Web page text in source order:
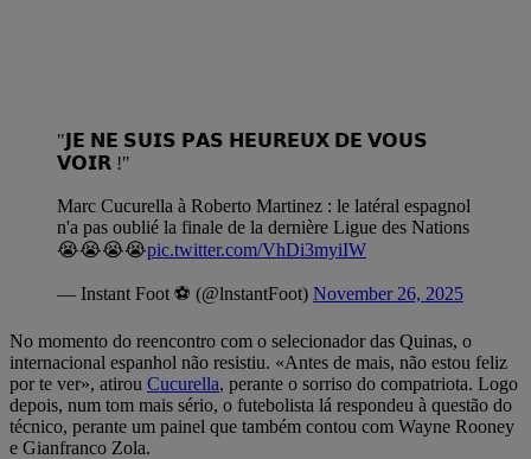
"𝗝𝗘 𝗡𝗘 𝗦𝗨𝗜𝗦 𝗣𝗔𝗦 𝗛𝗘𝗨𝗥𝗘𝗨𝗫 𝗗𝗘 𝗩𝗢𝗨𝗦
𝗩𝗢𝗜𝗥 !"
Marc Cucurella à Roberto Martinez : le latéral espagnol
n'a pas oublié la finale de la dernière Ligue des Nations
😭😭😭😭pic.twitter.com/VhDi3myiIW
— Instant Foot ⚽️ (@lnstantFoot) November 26, 2025
No momento do reencontro com o selecionador das Quinas, o
internacional espanhol não resistiu. «Antes de mais, não estou feliz
por te ver», atirou Cucurella, perante o sorriso do compatriota. Logo
depois, num tom mais sério, o futebolista lá respondeu à questão do
técnico, perante um painel que também contou com Wayne Rooney
e Gianfranco Zola.